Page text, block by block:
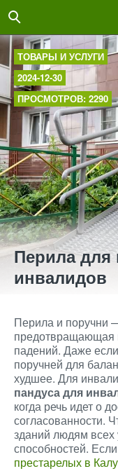
ТОВАРЫ И УСЛУГИ
2024-12-30
ПРОСМОТРОВ: 2290
Перила для
инвалидов
Перила и поручни
предотвращающая
падений. Даже
поручней для
худшее. Для
пандуса для
когда речь идет о
согласованности.
зданий людям всех
способностей.
престарелых в